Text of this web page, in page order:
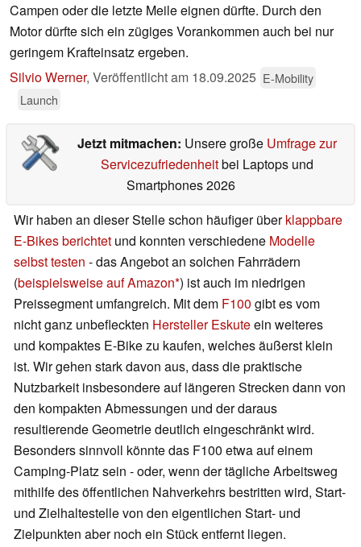
Campen oder die letzte Meile eignen dürfte. Durch den
Motor dürfte sich ein zügiges Vorankommen auch bei nur
geringem Krafteinsatz ergeben.
Silvio Werner, Veröffentlicht am 18.09.2025 E-Mobility
Launch
Jetzt mitmachen: Unsere große Umfrage zur
Servicezufriedenheitbei Laptops und
Smartphones 2026
Wir haben an dieser Stelle schon häufiger überklappbare
E-Bikes berichtet und konnten verschiedene Modelle
selbst testen - das Angebot an solchen Fahrrädern
(beispielsweise auf Amazon ) ist auch im niedrigen
Preissegment umfangreich. Mit dem F100 gibt es vom
nicht ganz unbefleckten Hersteller Eskuteein weiteres
und kompaktes E-Bike zu kaufen, welches äußerst klein
ist. Wir gehen stark davon aus, dass die praktische
Nutzbarkeit insbesondere auf längeren Strecken dann von
den kompakten Abmessungen und der daraus
resultierende Geometrie deutlich eingeschränkt wird.
Besonders sinnvoll könnte das F100 etwa auf einem
Camping-Platz sein - oder, wenn der tägliche Arbeitsweg
mithilfe des öffentlichen Nahverkehrs bestritten wird, Start-
und Zielhaltestelle von den eigentlichen Start- und
Zielpunkten aber noch ein Stück entfernt liegen.